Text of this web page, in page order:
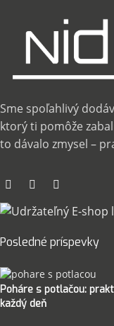
Sme spoľahlivý
ktorý ti pomôže
to dávalo zmysel –
Posledné príspevky
Poháre s potlačou:
každý deň